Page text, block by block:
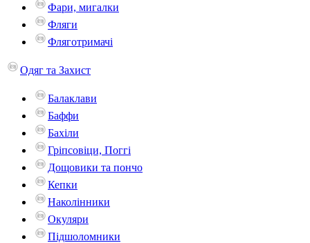
Фари, мигалки
Фляги
Фляготримачі
Одяг та Захист
Балаклави
Баффи
Бахіли
Гріпсовіци, Поггі
Дощовики та пончо
Кепки
Наколінники
Окуляри
Підшоломники